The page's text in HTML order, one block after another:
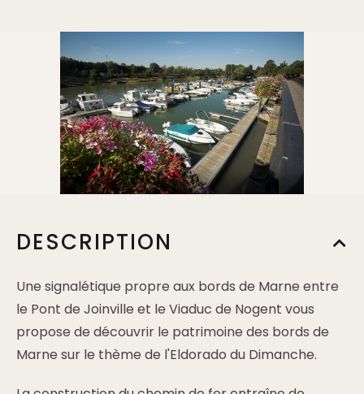
DESCRIPTION
Une signalétique propre aux bords de Marne entre
le Pont de Joinville et le Viaduc de Nogent vous
propose de découvrir le patrimoine des bords de
Marne sur le thème de l'Eldorado du Dimanche.